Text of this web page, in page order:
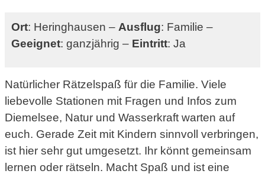
Ort: Heringhausen – Ausflug: Familie –
Geeignet: ganzjährig – Eintritt: Ja
Natürlicher Rätzelspaß für die Familie. Viele
liebevolle Stationen mit Fragen und Infos zum
Diemelsee, Natur und Wasserkraft warten auf
euch. Gerade Zeit mit Kindern sinnvoll verbringen,
ist hier sehr gut umgesetzt. Ihr könnt gemeinsam
lernen oder rätseln. Macht Spaß und ist eine